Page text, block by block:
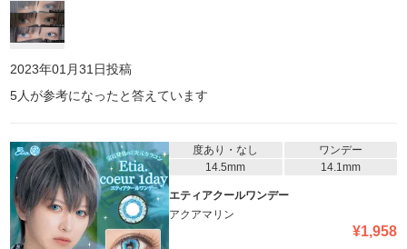
2023年01月31日投稿
5人が参考になったと答えています
度あり・なし
ワンデー
14.5mm
14.1mm
エティアクールワンデー
アクアマリン
¥1,958